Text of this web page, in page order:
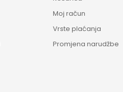
Moj račun
Vrste plaćanja
Promjena narudžbe